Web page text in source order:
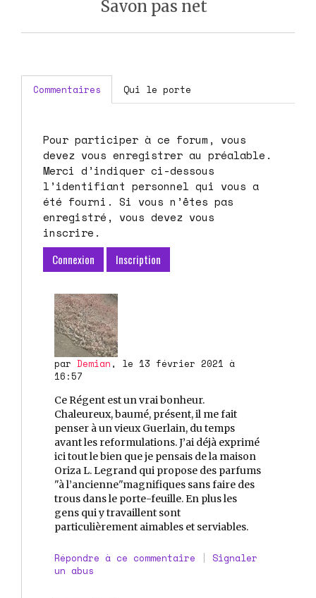
Savon pas net
Commentaires Qui le porte
Pour participer à ce forum, vous
devez vous enregistrer au préalable.
Merci d’indiquer ci-dessous
l’identifiant personnel qui vous a
été fourni. Si vous n’êtes pas
enregistré, vous devez vous
inscrire.
Connexion
Inscription
par Demian , le 13 février 2021 à
16:57
Ce Régent est un vrai bonheur.
Chaleureux, baumé, présent, il me fait
penser à un vieux Guerlain, du temps
avant les reformulations. J’ai déjà exprimé
ici tout le bien que je pensais de la maison
Oriza L. Legrand qui propose des parfums
"à l’ancienne"magnifiques sans faire des
trous dans le porte-feuille. En plus les
gens qui y travaillent sont
particulièrement aimables et serviables.
Répondre à ce commentaire | Signaler
un abus